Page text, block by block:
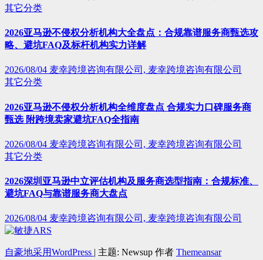
其它分类
2026亚马逊不侵权分析机构大全盘点：合规靠谱服务商甄选攻
略、避坑FAQ及标杆机构实力详解
2026/08/04 麦幸跨境咨询有限公司, 麦幸跨境咨询有限公司
其它分类
2026亚马逊不侵权分析机构全维度盘点 合规实力口碑服务商
甄选 附跨境卖家避坑FAQ全指南
2026/08/04 麦幸跨境咨询有限公司, 麦幸跨境咨询有限公司
其它分类
2026深圳亚马逊中立评估机构及服务商选型指南：合规标准、
避坑FAQ与靠谱服务商大盘点
2026/08/04 麦幸跨境咨询有限公司, 麦幸跨境咨询有限公司
自豪地采用WordPress | 主题: Newsup 作者 Themeansar